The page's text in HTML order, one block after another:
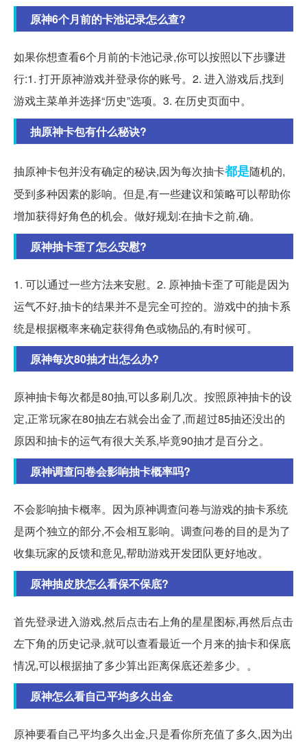
原神6个月前的卡池记录怎么查?
如果你想查看6个月前的卡池记录,你可以按照以下步骤进
行:1. 打开原神游戏并登录你的账号。2. 进入游戏后,找到
游戏主菜单并选择“历史”选项。3. 在历史页面中。
抽原神卡包有什么秘诀?
抽原神卡包并没有确定的秘诀,因为每次抽卡都是随机的,
受到多种因素的影响。但是,有一些建议和策略可以帮助你
增加获得好角色的机会。做好规划:在抽卡之前,确。
原神抽卡歪了怎么安慰?
1. 可以通过一些方法来安慰。2. 原神抽卡歪了可能是因为
运气不好,抽卡的结果并不是完全可控的。游戏中的抽卡系
统是根据概率来确定获得角色或物品的,有时候可。
原神每次80抽才出怎么办?
原神抽卡每次都是80抽,可以多刷几次。按照原神抽卡的设
定,正常玩家在80抽左右就会出金了,而超过85抽还没出的
原因和抽卡的运气有很大关系,毕竟90抽才是百分之。
原神调查问卷会影响抽卡概率吗?
不会影响抽卡概率。因为原神调查问卷与游戏的抽卡系统
是两个独立的部分,不会相互影响。调查问卷的目的是为了
收集玩家的反馈和意见,帮助游戏开发团队更好地改。
原神抽皮肤怎么看保不保底?
首先登录进入游戏,然后点击右上角的星星图标,再然后点击
左下角的历史记录,就可以查看最近一个月来的抽卡和保底
情况,可以根据抽了多少算出距离保底还差多少。。
原神怎么看自己平均多久出金
原神要看自己平均多久出金,只是看你所充值了多久,因为出